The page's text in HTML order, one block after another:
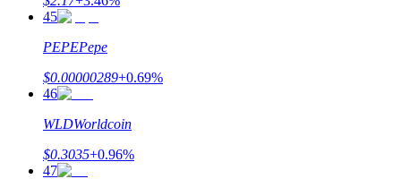
Đăng nhậpĐăng ký
45
PEPEPepe
$0.00000289+0.69%
46
WLDWorldcoin
$0.3035+0.96%
47